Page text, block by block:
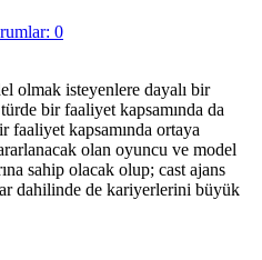
0
olmak isteyenlere dayalı bir
bir faaliyet kapsamında da
kapsamında ortaya
olan oyuncu ve model
sahip olacak olup; cast ajans
dahilinde de kariyerlerini büyük